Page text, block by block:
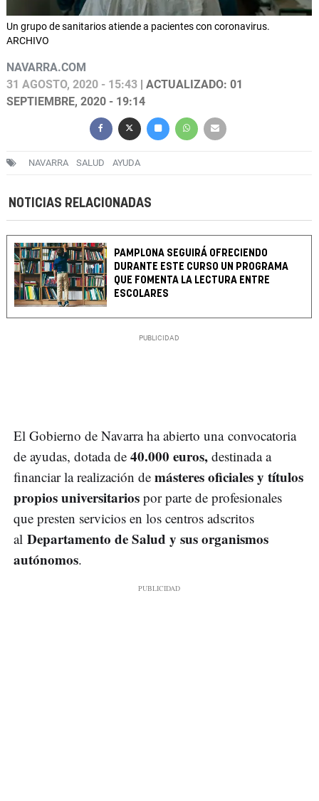
Un grupo de sanitarios atiende a pacientes con coronavirus.
ARCHIVO
NAVARRA.COM
31 AGOSTO, 2020 - 15:43 | ACTUALIZADO: 01
SEPTIEMBRE, 2020 - 19:14
NAVARRA SALUD AYUDA
NOTICIAS RELACIONADAS
PAMPLONA SEGUIRÁ OFRECIENDO
DURANTE ESTE CURSO UN PROGRAMA
QUE FOMENTA LA LECTURA ENTRE
ESCOLARES
El Gobierno de Navarra ha abierto una convocatoria
de ayudas, dotada de 40.000 euros, destinada a
financiar la realización de másteres oficiales y títulos
propios universitarios por parte de profesionales
que presten servicios en los centros adscritos
al Departamento de Salud y sus organismos
autónomos.